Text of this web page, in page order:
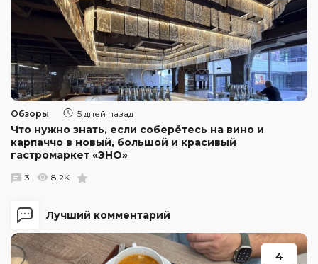
Лучший комментарий
4
Обзоры 5 дней назад
Что нужно знать, если соберётесь на вино и
карпаччо в новый, большой и красивый
гастромаркет «ЭНО»
3 8.2K